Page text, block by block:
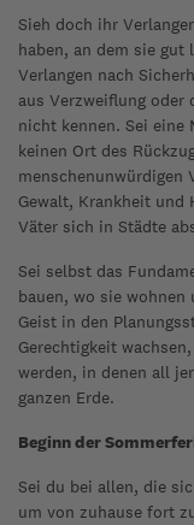
Sieh doch ihr
haben, an dem sie
Verlangen nach
aus Verzweiflung
nicht kennen. Sei eine
keinen Ort des
menschenunwürdigen
Gewalt, Krankheit und
Väter sich in Städte
Sei selbst das
bauen, wo sie
Geist in den
Gerechtigkeit
werden, in denen all
ganzen Erde.
Beginn der
Sei du bei allen, die
um von zuhause fort